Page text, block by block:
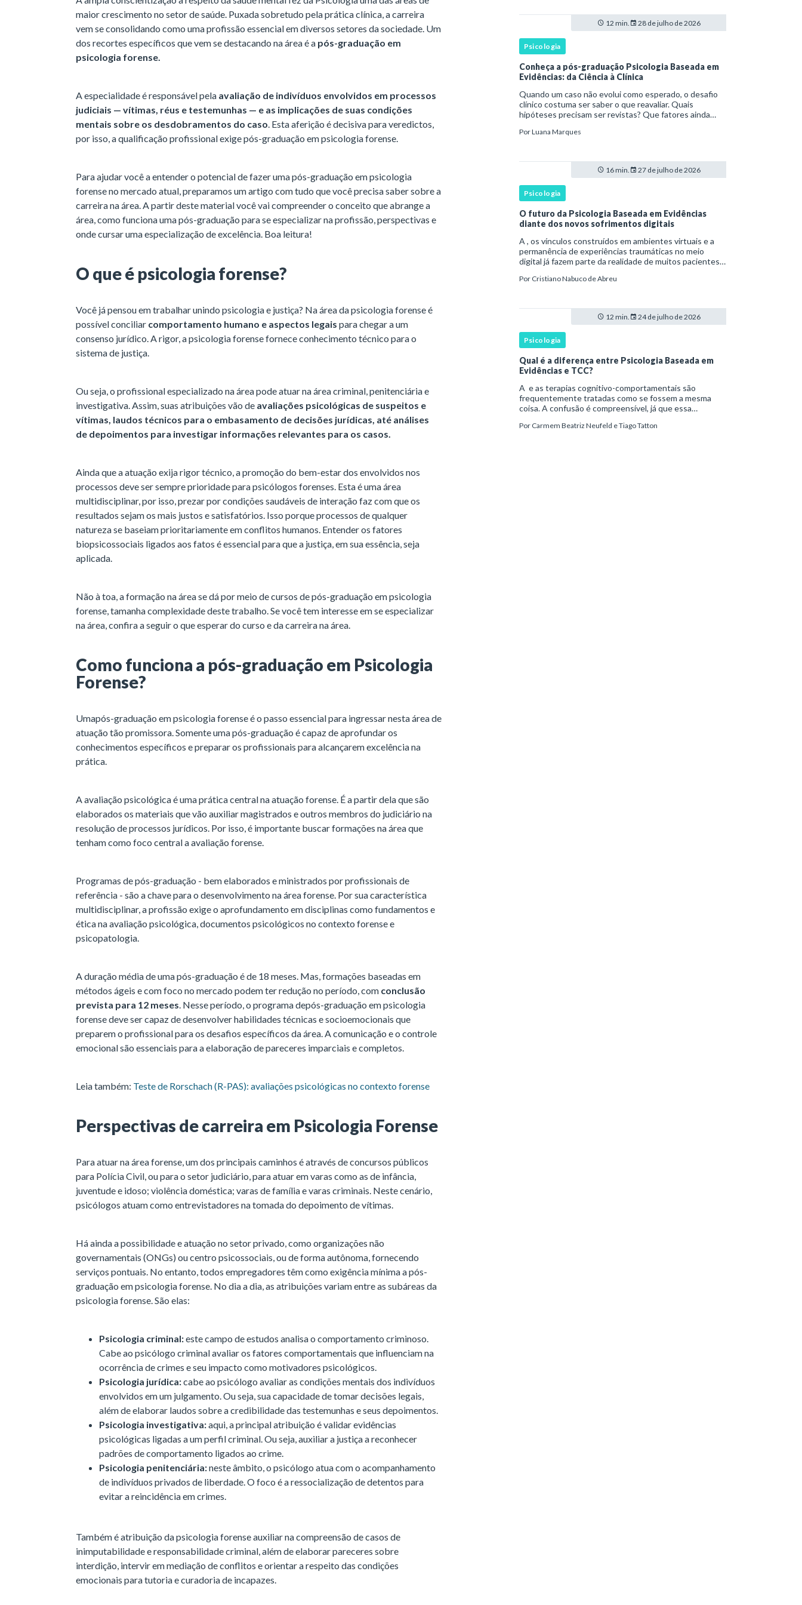
maior crescimento no setor de saúde. Puxada sobretudo pela prática clínica, a carreira
vem se consolidando como uma profissão essencial em diversos setores da sociedade. Um
dos recortes específicos que vem se destacando na área é a pós-graduação em
psicologia forense.
A especialidade é responsável pela avaliação de indivíduos envolvidos em processos
judiciais — vítimas, réus e testemunhas — e as implicações de suas condições
mentais sobre os desdobramentos do caso. Esta aferição é decisiva para veredictos,
por isso, a qualificação profissional exige pós-graduação em psicologia forense.
Para ajudar você a entender o potencial de fazer uma pós-graduação em psicologia
forense no mercado atual, preparamos um artigo com tudo que você precisa saber sobre a
carreira na área. A partir deste material você vai compreender o conceito que abrange a
área, como funciona uma pós-graduação para se especializar na profissão, perspectivas e
onde cursar uma especialização de excelência. Boa leitura!
O que é psicologia forense?
Você já pensou em trabalhar unindo psicologia e justiça? Na área da psicologia forense é
possível conciliar comportamento humano e aspectos legais para chegar a um
consenso jurídico. A rigor, a psicologia forense fornece conhecimento técnico para o
sistema de justiça.
Ou seja, o profissional especializado na área pode atuar na área criminal, penitenciária e
investigativa. Assim, suas atribuições vão de avaliações psicológicas de suspeitos e
vítimas, laudos técnicos para o embasamento de decisões jurídicas, até análises
de depoimentos para investigar informações relevantes para os casos.
Ainda que a atuação exija rigor técnico, a promoção do bem-estar dos envolvidos nos
processos deve ser sempre prioridade para psicólogos forenses. Esta é uma área
multidisciplinar, por isso, prezar por condições saudáveis de interação faz com que os
resultados sejam os mais justos e satisfatórios. Isso porque processos de qualquer
natureza se baseiam prioritariamente em conflitos humanos. Entender os fatores
biopsicossociais ligados aos fatos é essencial para que a justiça, em sua essência, seja
aplicada.
Não à toa, a formação na área se dá por meio de cursos de pós-graduação em psicologia
forense, tamanha complexidade deste trabalho. Se você tem interesse em se especializar
na área, confira a seguir o que esperar do curso e da carreira na área.
Como funciona a pós-graduação em Psicologia
Forense?
Umapós-graduação em psicologia forense é o passo essencial para ingressar nesta área de
atuação tão promissora. Somente uma pós-graduação é capaz de aprofundar os
conhecimentos específicos e preparar os profissionais para alcançarem excelência na
prática.
A avaliação psicológica é uma prática central na atuação forense. É a partir dela que são
elaborados os materiais que vão auxiliar magistrados e outros membros do judiciário na
resolução de processos jurídicos. Por isso, é importante buscar formações na área que
tenham como foco central a avaliação forense.
Programas de pós-graduação - bem elaborados e ministrados por profissionais de
referência - são a chave para o desenvolvimento na área forense. Por sua característica
multidisciplinar, a profissão exige o aprofundamento em disciplinas como fundamentos e
ética na avaliação psicológica, documentos psicológicos no contexto forense e
psicopatologia.
A duração média de uma pós-graduação é de 18 meses. Mas, formações baseadas em
métodos ágeis e com foco no mercado podem ter redução no período, com conclusão
prevista para 12 meses. Nesse período, o programa depós-graduação em psicologia
forense deve ser capaz de desenvolver habilidades técnicas e socioemocionais que
preparem o profissional para os desafios específicos da área. A comunicação e o controle
emocional são essenciais para a elaboração de pareceres imparciais e completos.
Leia também: Teste de Rorschach (R-PAS): avaliações psicológicas no contexto forense
Perspectivas de carreira em Psicologia Forense
Para atuar na área forense, um dos principais caminhos é através de concursos públicos
para Polícia Civil, ou para o setor judiciário, para atuar em varas como as de infância,
juventude e idoso; violência doméstica; varas de família e varas criminais. Neste cenário,
psicólogos atuam como entrevistadores na tomada do depoimento de vítimas.
Há ainda a possibilidade e atuação no setor privado, como organizações não
governamentais (ONGs) ou centro psicossociais, ou de forma autônoma, fornecendo
serviços pontuais. No entanto, todos empregadores têm como exigência mínima a pós-
graduação em psicologia forense. No dia a dia, as atribuições variam entre as subáreas da
psicologia forense. São elas:
Psicologia criminal:este campo de estudos analisa o comportamento criminoso.
Cabe ao psicólogo criminal avaliar os fatores comportamentais que influenciam na
ocorrência de crimes e seu impacto como motivadores psicológicos.
Psicologia jurídica:cabe ao psicólogo avaliar as condições mentais dos indivíduos
envolvidos em um julgamento. Ou seja, sua capacidade de tomar decisões legais,
além de elaborar laudos sobre a credibilidade das testemunhas e seus depoimentos.
Psicologia investigativa:aqui, a principal atribuição é validar evidências
psicológicas ligadas a um perfil criminal. Ou seja, auxiliar a justiça a reconhecer
padrões de comportamento ligados ao crime.
Psicologia penitenciária:neste âmbito, o psicólogo atua com o acompanhamento
de indivíduos privados de liberdade. O foco é a ressocialização de detentos para
evitar a reincidência em crimes.
Também é atribuição da psicologia forense auxiliar na compreensão de casos de
inimputabilidade e responsabilidade criminal, além de elaborar pareceres sobre
interdição, intervir em mediação de conflitos e orientar a respeito das condições
emocionais para tutoria e curadoria de incapazes.
12 min. 28 de julho de 2026
Psicologia
Conheça a pós-graduação Psicologia Baseada em
Evidências: da Ciência à Clínica
Quando um caso não evolui como esperado, o desafio
clínico costuma ser saber o que reavaliar. Quais
hipóteses precisam ser revistas? Que fatores ainda
coerente com a resposta e com as necessidades d
PorLuana Marques
16 min. 27 de julho de 2026
Psicologia
O futuro da Psicologia Baseada em Evidências
diante dos novos sofrimentos digitais
A , os vínculos construídos em ambientes virtuais e a
permanência de experiências traumáticas no meio
digital já fazem parte da realidade de muitos pacientes.
contar com definições consolidadas, instr
Por Cristiano Nabuco de Abreu
12 min. 24 de julho de 2026
Psicologia
Qual é a diferença entre Psicologia Baseada em
Evidências e TCC?
A e as terapias cognitivo-comportamentais são
frequentemente tratadas como se fossem a mesma
coisa. A confusão é compreensível, já que essa
histórica próxima com pesquisas experimentais,
Por Carmem Beatriz Neufeld e Tiago Tatton